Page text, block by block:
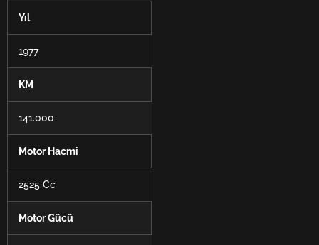
Yıl
1977
KM
141.000
Motor Hacmi
2525 Cc
Motor Gücü